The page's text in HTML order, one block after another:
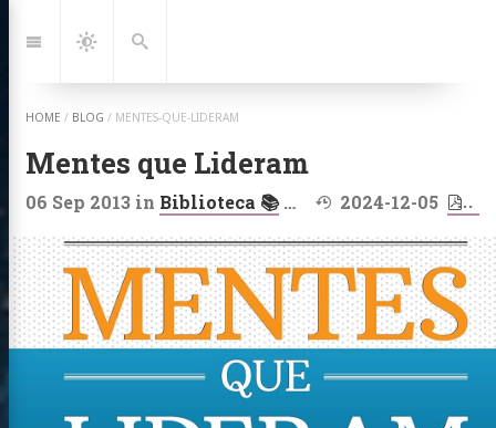
to:
Navigation
Dark
Mode
Search
HOME / BLOG / MENTES-QUE-LIDERAM
Mentes que Lideram
06 Sep 2013in Biblioteca 📚on Sociologia 🗣️,
Last modified at:
2024-12-05